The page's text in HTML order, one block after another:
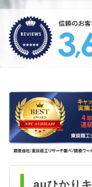
auひかり